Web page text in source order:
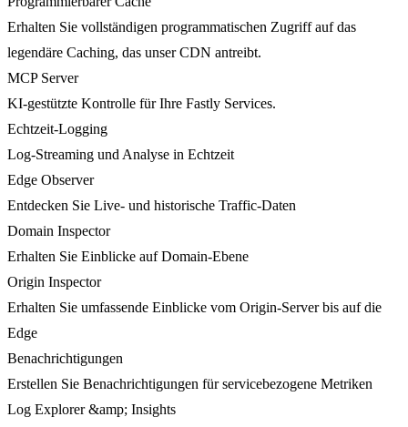
Erhalten Sie vollständigen programmatischen Zugriff auf das
legendäre Caching, das unser CDN antreibt.
MCP Server
KI-gestützte Kontrolle für Ihre Fastly Services.
Echtzeit-Logging
Log-Streaming und Analyse in Echtzeit
Edge Observer
Entdecken Sie Live- und historische Traffic-Daten
Domain Inspector
Erhalten Sie Einblicke auf Domain-Ebene
Origin Inspector
Erhalten Sie umfassende Einblicke vom Origin-Server bis auf die
Edge
Benachrichtigungen
Erstellen Sie Benachrichtigungen für servicebezogene Metriken
Log Explorer &amp; Insights